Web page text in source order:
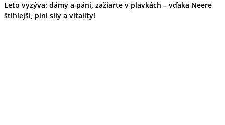
Leto vyzýva: dámy a páni, zažiarte v plavkách – vďaka Neere
štíhlejší, plní sily a vitality!